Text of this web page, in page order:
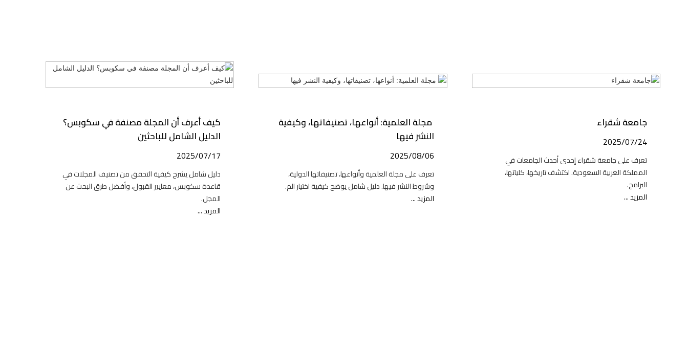
جامعة شقراء
2025/07/24
تعرف على جامعة شقراء إحدى أحدث الجامعات في
المملكة العربية السعودية. اكتشف تاريخها، كلياتها،
البرامج.
المزيد ...
مجلة العلمية: أنواعها، تصنيفاتها، وكيفية
النشر فيها
2025/08/06
تعرف على مجلة العلمية وأنواعها، تصنيفاتها الدولية،
وشروط النشر فيها. دليل شامل يوضح كيفية اختيار الم.
المزيد ...
كيف أعرف أن المجلة مصنفة في سكوبس؟
الدليل الشامل للباحثين
2025/07/17
دليل شامل يشرح كيفية التحقق من تصنيف المجلات في
قاعدة سكوبس، معايير القبول، وأفضل طرق البحث عن
المجل.
المزيد ...